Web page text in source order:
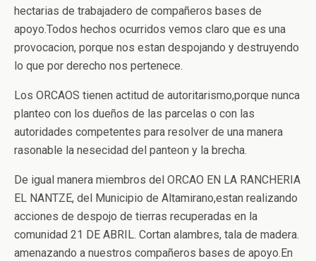
hectarias de trabajadero de compañeros bases de
apoyo.Todos hechos ocurridos vemos claro que es una
provocacion, porque nos estan despojando y destruyendo
lo que por derecho nos pertenece.
Los ORCAOS tienen actitud de autoritarismo,porque nunca
planteo con los dueños de las parcelas o con las
autoridades competentes para resolver de una manera
rasonable la nesecidad del panteon y la brecha.
De igual manera miembros del ORCAO EN LA RANCHERIA
EL NANTZE, del Municipio de Altamirano,estan realizando
acciones de despojo de tierras recuperadas en la
comunidad 21 DE ABRIL. Cortan alambres, tala de madera.
amenazando a nuestros compañeros bases de apoyo.En